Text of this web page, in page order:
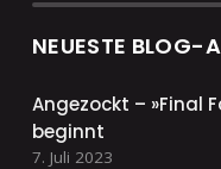
NEUESTE BLOG-
Angezockt – »Final
beginnt
7. Juli 2023